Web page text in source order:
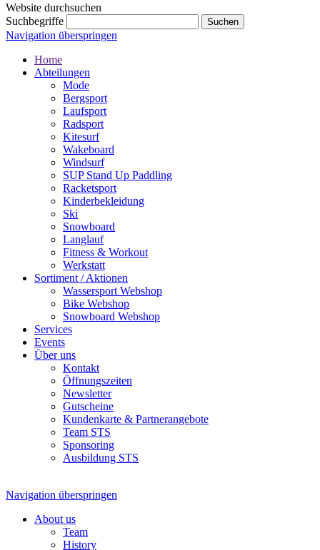
Website durchsuchen
Suchbegriffe
Navigation überspringen
Home
Abteilungen
Mode
Bergsport
Laufsport
Radsport
Kitesurf
Wakeboard
Windsurf
SUP Stand Up Paddling
Racketsport
Kinderbekleidung
Ski
Snowboard
Langlauf
Fitness & Workout
Werkstatt
Sortiment / Aktionen
Wassersport Webshop
Bike Webshop
Snowboard Webshop
Services
Events
Über uns
Kontakt
Öffnungszeiten
Newsletter
Gutscheine
Kundenkarte & Partnerangebote
Team STS
Sponsoring
Ausbildung STS
Navigation überspringen
About us
Team
History